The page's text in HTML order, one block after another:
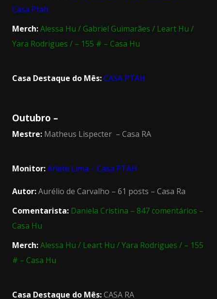
Casa Ptah
Merch:Alessa Hu / Gabriel Guimarães / Leart Hu /
Yara Rodrigues / – 155 # – Casa Hu
Casa Destaque do Mês:CASA PTAH
Outubro –
Mestre: Matheus Lispecter – Casa RA
Monitor:Arlete Lima – Casa PTAH
Autor:Aurélio de Carvalho – 61 posts – Casa Ra
Comentarista: Daniela Cristina – 847 comentários –
Casa Hu
Merch:Alessa Hu / Leart Hu / Yara Rodrigues / – 155
# – Casa Hu
Casa Destaque do Mês:CASA RA